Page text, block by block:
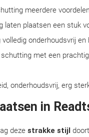
meerdere
laten plaatsen een stuk
onderhoudsvrij
met een
onderhoudsvrij, erg
in
deze strakke stijl